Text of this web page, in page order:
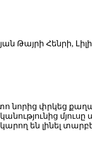
Թայրի Հենրի,
փրկեց
են լինել